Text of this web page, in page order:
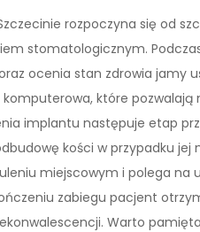
rozpoczyna się od
stomatologicznym.
ocenia stan zdrowia jamy
które pozwalają
implantu następuje etap
kości w przypadku jej
miejscowym i polega na
zabiegu pacjent
Warto